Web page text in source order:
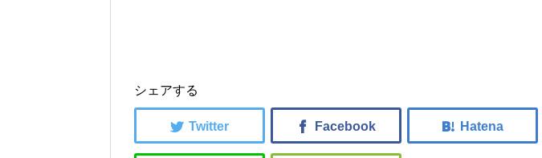
シェアする